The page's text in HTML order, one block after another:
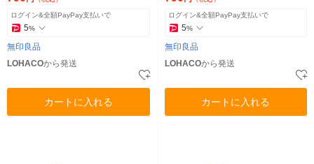
ログイン&全額PayPay支払いで
5%
無印良品
LOHACOから発送
カートに入れる
ログイン&全額PayPay支払いで
5%
無印良品
LOHACOから発送
カートに入れる